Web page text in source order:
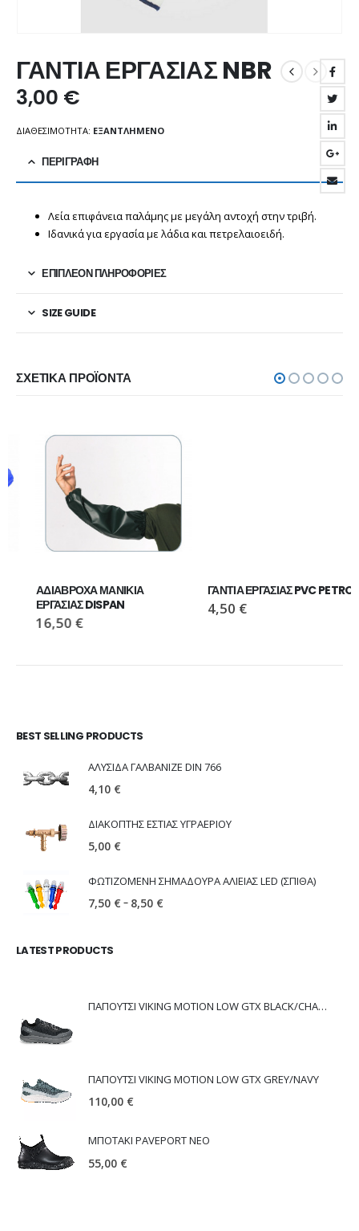
ΓΑΝΤΙΑ ΕΡΓΑΣΙΑΣ NBR
3,00 €
ΔΙΑΘΕΣΙΜΌΤΗΤΑ: ΕΞΑΝΤΛΗΜΈΝΟ
ΠΕΡΙΓΡΑΦΉ
Λεία επιφάνεια παλάμης με μεγάλη αντοχή στην τριβή.
Ιδανικά για εργασία με λάδια και πετρελαιοειδή.
ΕΠΙΠΛΈΟΝ ΠΛΗΡΟΦΟΡΊΕΣ
SIZE GUIDE
ΣΧΕΤΙΚΆ ΠΡΟΪΌΝΤΑ
ΑΔΙΑΒΡΟΧΑ ΜΑΝΙΚΙΑ
ΕΡΓΑΣΙΑΣ DISPAN
16,50€
ΓΑΝΤΙΑ ΕΡΓΑΣΙΑΣ PVC PETROL
4,50€
BEST SELLING PRODUCTS
ΑΛΥΣΙΔΑ ΓΑΛΒΑΝΙΖΕ DIN 766
4,10 €
ΔΙΑΚΟΠΤΗΣ ΕΣΤΙΑΣ ΥΓΡΑΕΡΙΟΥ
5,00 €
ΦΩΤΙΖΟΜΕΝΗ ΣΗΜΑΔΟΥΡΑ ΑΛΙΕΙΑΣ LED (ΣΠΙΘΑ)
7,50 € – 8,50 €
LATEST PRODUCTS
ΠΑΠΟΥΤΣΙ VIKING MOTION LOW GTX BLACK/CHARCOAL
ΠΑΠΟΥΤΣΙ VIKING MOTION LOW GTX GREY/NAVY
110,00 €
ΜΠΟΤΑΚΙ PAVEPORT NEO
55,00 €